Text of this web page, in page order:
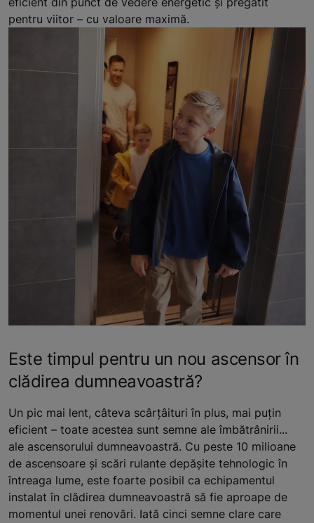
pentru viitor – cu valoare maximă.
Este timpul pentru un nou ascensor în
clădirea dumneavoastră?
Un pic mai lent, câteva scârțâituri în plus, mai puțin
eficient – toate acestea sunt semne ale îmbătrânirii...
ale ascensorului dumneavoastră. Cu peste 10 milioane
de ascensoare și scări rulante depășite tehnologic în
întreaga lume, este foarte posibil ca echipamentul
instalat în clădirea dumneavoastră să fie aproape de
momentul unei renovări. Iată cinci semne clare care